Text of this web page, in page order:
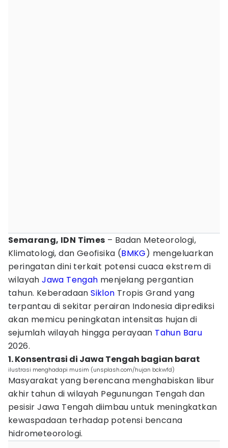
Semarang, IDN Times – Badan Meteorologi,
Klimatologi, dan Geofisika (BMKG) mengeluarkan
peringatan dini terkait potensi cuaca ekstrem di
wilayahJawa Tengah menjelang pergantian
tahun. KeberadaanSiklon Tropis Grand yang
terpantau di sekitar perairan Indonesia diprediksi
akan memicu peningkatan intensitas hujan di
sejumlah wilayah hingga perayaan Tahun Baru
2026.
1. Konsentrasi di Jawa Tengah bagian barat
ilustrasi menghadapi musim (unsplash.com/hujan bckwfd)
Masyarakat yang berencana menghabiskan libur
akhir tahun di wilayah Pegunungan Tengah dan
pesisir Jawa Tengah diimbau untuk meningkatkan
kewaspadaan terhadap potensi bencana
hidrometeorologi.